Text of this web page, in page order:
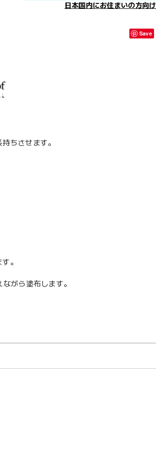
日本国内にお住まいの方向け
Save
ちさせます。
。
がら塗布します。